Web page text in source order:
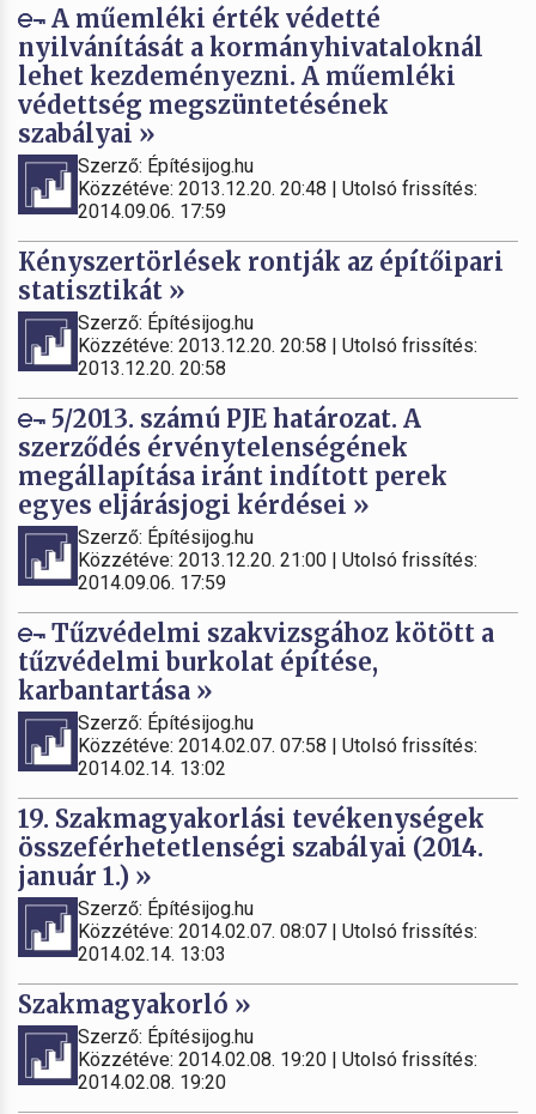
A műemléki érték védetté
nyilvánítását a kormányhivataloknál
lehet kezdeményezni. A műemléki
védettség megszüntetésének
szabályai »
Szerző: Építésijog.hu
Közzétéve: 2013.12.20. 20:48 | Utolsó frissítés:
2014.09.06. 17:59
Kényszertörlések rontják az építőipari
statisztikát »
Szerző: Építésijog.hu
Közzétéve: 2013.12.20. 20:58 | Utolsó frissítés:
2013.12.20. 20:58
5/2013. számú PJE határozat. A
szerződés érvénytelenségének
megállapítása iránt indított perek
egyes eljárásjogi kérdései »
Szerző: Építésijog.hu
Közzétéve: 2013.12.20. 21:00 | Utolsó frissítés:
2014.09.06. 17:59
Tűzvédelmi szakvizsgához kötött a
tűzvédelmi burkolat építése,
karbantartása »
Szerző: Építésijog.hu
Közzétéve: 2014.02.07. 07:58 | Utolsó frissítés:
2014.02.14. 13:02
19. Szakmagyakorlási tevékenységek
összeférhetetlenségi szabályai (2014.
január 1.) »
Szerző: Építésijog.hu
Közzétéve: 2014.02.07. 08:07 | Utolsó frissítés:
2014.02.14. 13:03
Szakmagyakorló »
Szerző: Építésijog.hu
Közzétéve: 2014.02.08. 19:20 | Utolsó frissítés:
2014.02.08. 19:20